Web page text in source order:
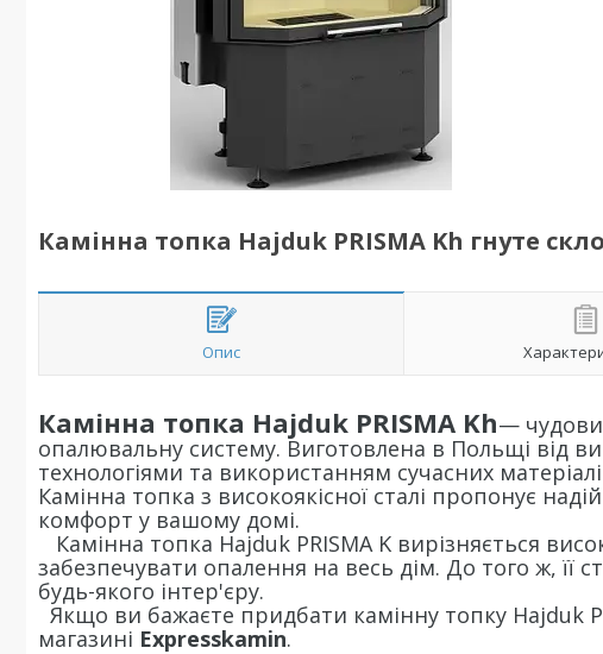
Камінна топка Hajduk PRISMA Kh гнуте скло
Опис
Камінна топка Hajduk PRISMA Kh—
опалювальну систему. Виготовлена в Польщі від
технологіями та використанням сучасних
Камінна топка з високоякісної сталі пропонує
комфорт у вашому домі.
Камінна топка Hajduk PRISMA K вирізняється
забезпечувати опалення на весь дім. До того ж,
будь-якого інтер'єру.
Якщо ви бажаєте придбати камінну топку Hajduk
магазині Expresskamin.